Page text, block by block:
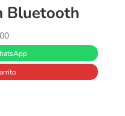
Bluetooth